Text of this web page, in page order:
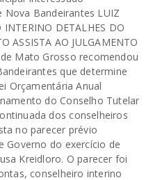
Nova Bandeirantes LUIZ
INTERINO DETALHES DO
ASSISTA AO JULGAMENTO
Mato Grosso recomendou
que determine
Orçamentária Anual
do Conselho Tutelar
dos conselheiros
no parecer prévio
Governo do exercício de
Kreidloro. O parecer foi
conselheiro interino